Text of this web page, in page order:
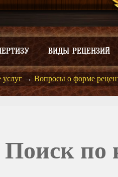
ВИДЫ РЕЦЕНЗИЙ
услуг → Вопросы о форме
Поиск по